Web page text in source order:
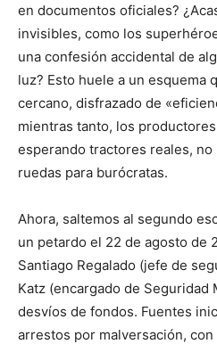
en documentos oficiales?
invisibles, como los
una confesión accidental de
luz? Esto huele a un esquema
cercano, disfrazado de
mientras tanto, los
esperando tractores reales, no
ruedas para burócratas.
Ahora, saltemos al segundo
un petardo el 22 de agosto de
Santiago Regalado (jefe de
Katz (encargado de Seguridad
desvíos de fondos. Fuentes
arrestos por malversación, con